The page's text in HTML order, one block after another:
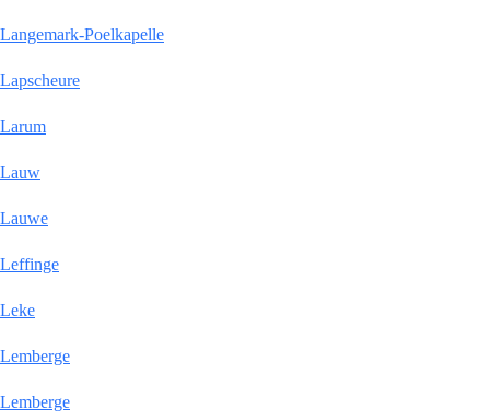
Langemark-Poelkapelle
Lapscheure
Larum
Lauw
Lauwe
Leffinge
Leke
Lemberge
Lemberge